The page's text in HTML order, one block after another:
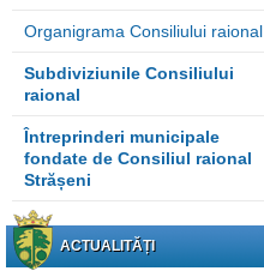
Organigrama Consiliului raional
Subdiviziunile Consiliului
raional
Întreprinderi municipale
fondate de Consiliul raional
Strășeni
ACTUALITĂȚI